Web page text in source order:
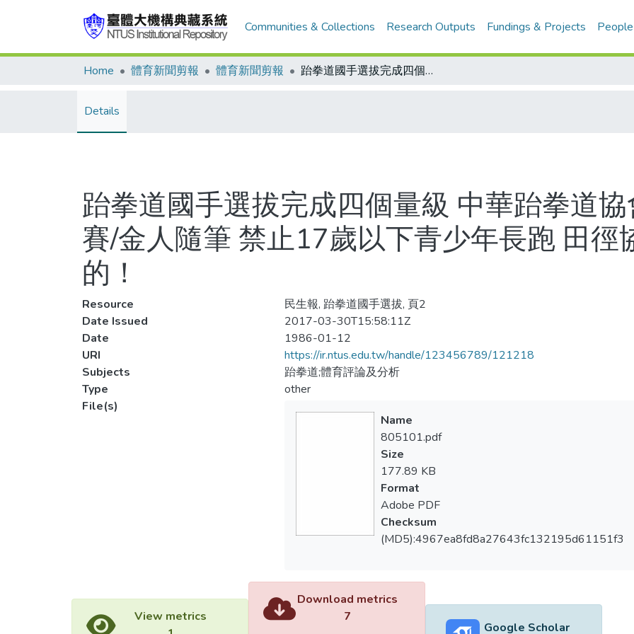
Communities & Collections Research Outputs Fundings & Projects People
Home 體育新聞剪報 體育新聞剪報 跆拳道國手選拔完成四個量級 中華跆拳道協會將以會旗赴亞洲賽/金人隨筆 禁止17歲以下青少年長跑 田徑協會的決定是對的！
Details
跆拳道國手選拔完成四個量級 中華跆拳道
賽/金人隨筆 禁止17歲以下青少年長跑 田徑
的！
Resource
民生報, 跆拳道國手選拔, 頁2
Date Issued
2017-03-30T15:58:11Z
Date
1986-01-12
URI
https://ir.ntus.edu.tw/handle/123456789/121218
Subjects
跆拳道;體育評論及分析
Type
other
File(s)
Name
805101.pdf
Size
177.89 KB
Format
Adobe PDF
Checksum
(MD5):4967ea8fd8a27643fc132195d61151f3
View metrics
Download metrics
7
Google Scholar